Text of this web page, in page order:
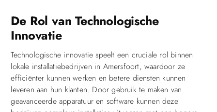
De Rol van Technologische
Innovatie
Technologische innovatie speelt een cruciale rol binnen
lokale installatiebedrijven in Amersfoort, waardoor ze
efficiënter kunnen werken en betere diensten kunnen
leveren aan hun klanten. Door gebruik te maken van
geavanceerde apparatuur en software kunnen deze